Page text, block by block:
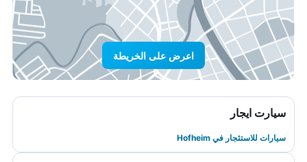
اعرض على الخريطة
سيارت ايجار
سيارات للاستئجار في Hofheim